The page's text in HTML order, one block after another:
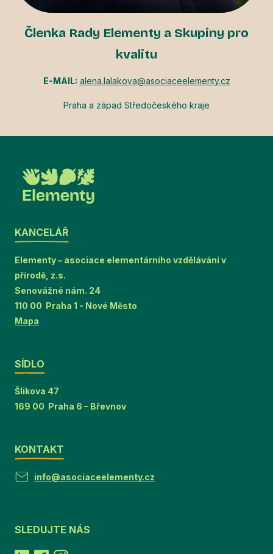
Členka Rady Elementy a Skupiny pro
kvalitu
E-MAIL: alena.lalakova@asociaceelementy.cz
Praha a západ Středočeského kraje
KANCELÁŘ
Elementy – asociace elementárního vzdělávání v
přírodě, z.s.
Senovážné nám. 24
110 00 Praha 1 - Nové Město
Mapa
SÍDLO
Šlikova 47
169 00 Praha 6 – Břevnov
KONTAKT
info@asociaceelementy.cz
SLEDUJTE NÁS